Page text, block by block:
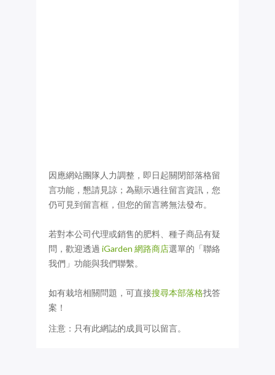
因應網站團隊人力調整，即日起關閉部落格留
言功能，懇請見諒；為顯示過往留言資訊，您
仍可見到留言框，但您的留言將無法發布。
若對本公司代理或銷售的肥料、種子商品有疑
問，歡迎透過 iGarden 網路商店選單的「聯絡
我們」功能與我們聯繫。
如有栽培相關問題，可直接搜尋本部落格找答
案！
注意：只有此網誌的成員可以留言。